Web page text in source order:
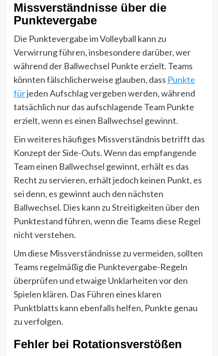
Missverständnisse über die
Punktevergabe
Die Punktevergabe im Volleyball kann zu
Verwirrung führen, insbesondere darüber, wer
während der Ballwechsel Punkte erzielt. Teams
könnten fälschlicherweise glauben, dass Punkte
fürjeden Aufschlag vergeben werden, während
tatsächlich nur das aufschlagende Team Punkte
erzielt, wenn es einen Ballwechsel gewinnt.
Ein weiteres häufiges Missverständnis betrifft das
Konzept der Side-Outs. Wenn das empfangende
Team einen Ballwechsel gewinnt, erhält es das
Recht zu servieren, erhält jedoch keinen Punkt, es
sei denn, es gewinnt auch den nächsten
Ballwechsel. Dies kann zu Streitigkeiten über den
Punktestand führen, wenn die Teams diese Regel
nicht verstehen.
Um diese Missverständnisse zu vermeiden, sollten
Teams regelmäßig die Punktevergabe-Regeln
überprüfen und etwaige Unklarheiten vor den
Spielen klären. Das Führen eines klaren
Punktblatts kann ebenfalls helfen, Punkte genau
zu verfolgen.
Fehler bei Rotationsverstößen